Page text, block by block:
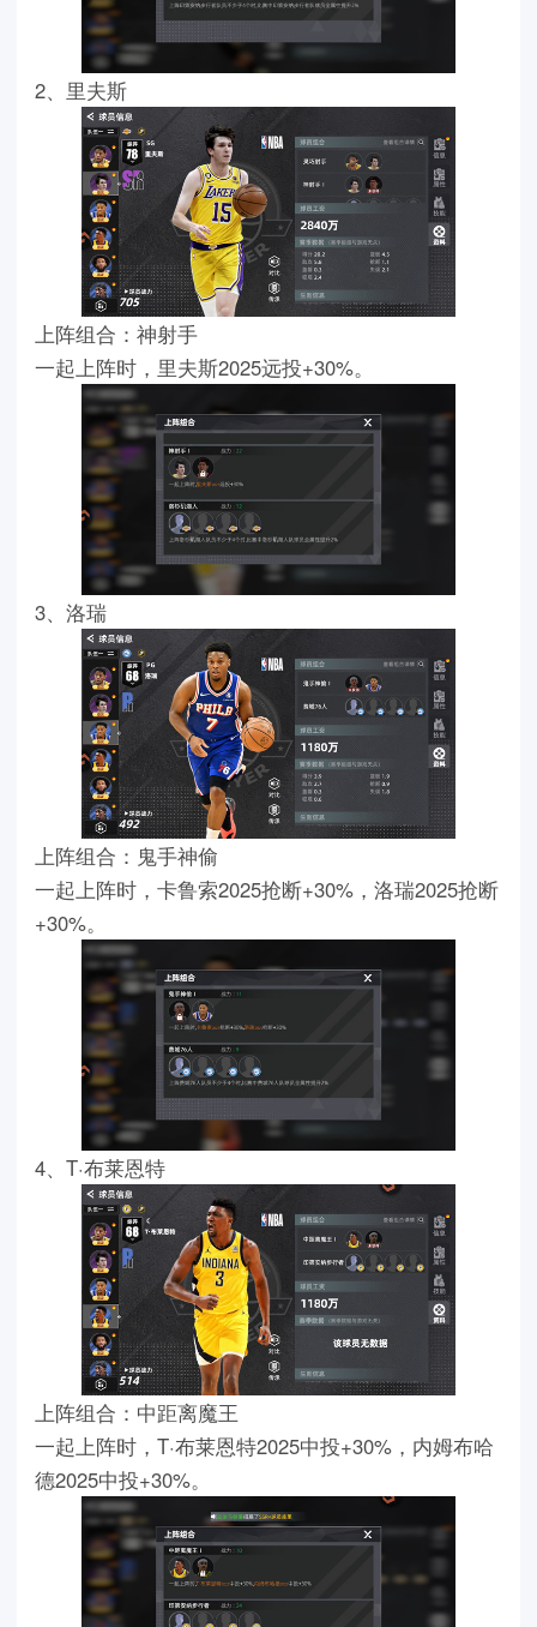
2、里夫斯
上阵组合：神射手
一起上阵时，里夫斯2025远投+30%。
3、洛瑞
上阵组合：鬼手神偷
一起上阵时，卡鲁索2025抢断+30%，洛瑞2025抢断
+30%。
4、T·布莱恩特
上阵组合：中距离魔王
一起上阵时，T·布莱恩特2025中投+30%，内姆布哈
德2025中投+30%。